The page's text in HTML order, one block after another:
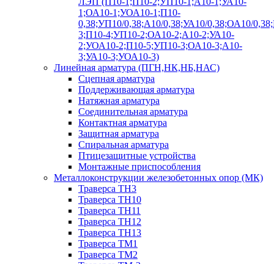
1;ОА10-1;УОА10-1;П10-
0,38;УП10/0,38;А10/0,38;УА10/0,38;ОА10/
3;П10-4;УП10-2;ОА10-2;А10-2;УА10-
2;УОА10-2;П10-5;УП10-3;ОА10-3;А10-
3;УА10-3;УОА10-3)
Линейная арматура (ПГН,НК,НБ,НАС)
Сцепная арматура
Поддерживающая арматура
Натяжная арматура
Соединительная арматура
Контактная арматура
Защитная арматура
Спиральная арматура
Птицезащитные устройства
Монтажные приспособления
Металлоконструкции железобетонных опор (МК)
Траверса ТН3
Траверса ТН10
Траверса ТН11
Траверса ТН12
Траверса ТН13
Траверса ТМ1
Траверса ТМ2